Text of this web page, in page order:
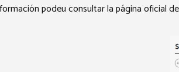
podeu consultar la página oficial de